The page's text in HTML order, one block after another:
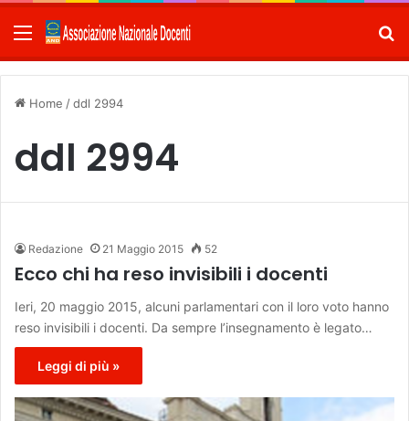
Menu
Home /ddl 2994
ddl 2994
Redazione 21 Maggio 2015 52
Ecco chi ha reso invisibili i docenti
Ieri, 20 maggio 2015, alcuni parlamentari con il loro voto hanno
reso invisibili i docenti. Da sempre l’insegnamento è legato…
Leggi di più »